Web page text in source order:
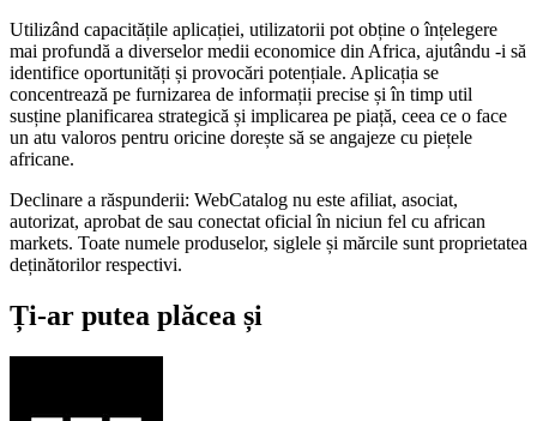
Utilizând capacitățile aplicației, utilizatorii pot obține o înțelegere
mai profundă a diverselor medii economice din Africa, ajutându -i să
identifice oportunități și provocări potențiale. Aplicația se
concentrează pe furnizarea de informații precise și în timp util
susține planificarea strategică și implicarea pe piață, ceea ce o face
un atu valoros pentru oricine dorește să se angajeze cu piețele
africane.
Declinare a răspunderii: WebCatalog nu este afiliat, asociat,
autorizat, aprobat de sau conectat oficial în niciun fel cu african
markets. Toate numele produselor, siglele și mărcile sunt proprietatea
deținătorilor respectivi.
Ți-ar putea plăcea și